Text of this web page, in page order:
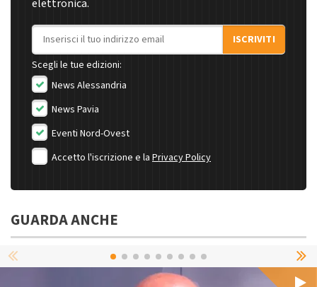
elettronica.
Indirizzo email
ISCRIVITI
Scegli le tue edizioni:
News Alessandria
News Pavia
Eventi Nord-Ovest
Accetto l'iscrizione e la Privacy Policy
GUARDA ANCHE